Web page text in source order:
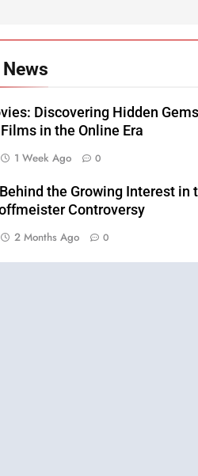
Discovering Hidden
in the Online Era
1 Week Ago 0
the Growing Interest in
Controversy
2 Months Ago 0